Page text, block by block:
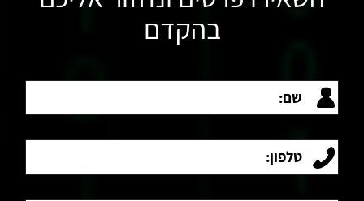
בהקדם
שם:
טלפון: